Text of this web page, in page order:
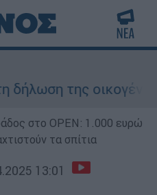
της οικογένειας
στο OPEN: 1.000 ευρώ
τα σπίτια
13:01